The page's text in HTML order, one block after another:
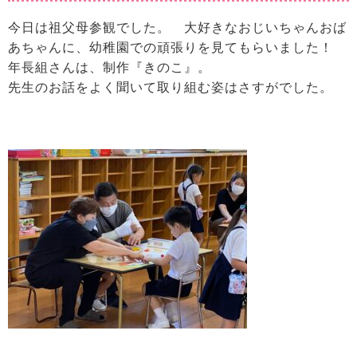
今日は祖父母参観でした。 大好きなおじいちゃんおば
あちゃんに、幼稚園での頑張りを見てもらいました！
年長組さんは、制作『きのこ』。
先生のお話をよく聞いて取り組む姿はさすがでした。